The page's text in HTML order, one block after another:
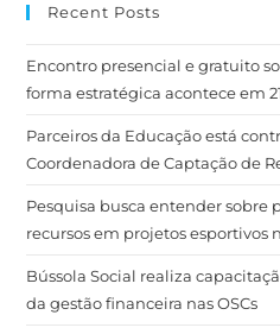
Recent Posts
Encontro presencial e gratuito
forma estratégica acontece em
Parceiros da Educação está
Coordenadora de Captação de
Pesquisa busca entender sobre
recursos em projetos esportivos
Bússola Social realiza
da gestão financeira nas OSCs